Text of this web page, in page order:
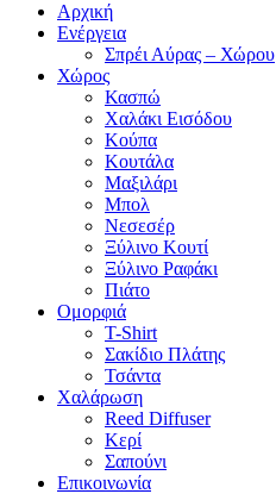
Αρχική
Ενέργεια
Σπρέι Αύρας – Χώρου
Χώρος
Κασπώ
Χαλάκι Εισόδου
Κούπα
Κουτάλα
Μαξιλάρι
Μπολ
Νεσεσέρ
Ξύλινο Κουτί
Ξύλινο Ραφάκι
Πιάτο
Ομορφιά
T-Shirt
Σακίδιο Πλάτης
Τσάντα
Χαλάρωση
Reed Diffuser
Κερί
Σαπούνι
Επικοινωνία